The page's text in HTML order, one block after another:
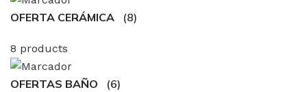
OFERTA CERÁMICA (8)
8 products
OFERTAS BAÑO (6)